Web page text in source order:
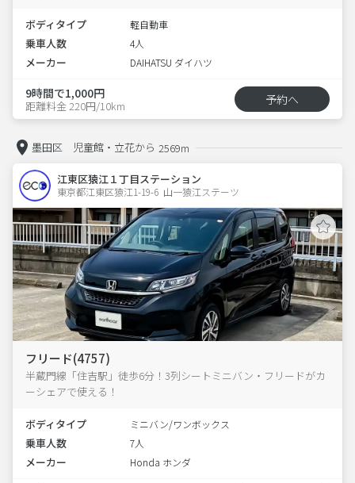
ボディタイプ 軽自動車
乗車人数 4人
メーカー DAIHATSU ダイハツ
9時間で1,000円
距離料金 220円/10km 予約へ
墨田区 児童館・立花から 2569m
江東区猿江１丁目ステーション
東京都江東区猿江1-19-6  山一猿江ステーツ
フリード(4757)
半蔵門線「住吉駅」徒歩6分！3列シートミニバン・フリードがカ
ーシェアで使える！
ボディタイプ ミニバン/ワンボックス
乗車人数 7人
メーカー Honda ホンダ